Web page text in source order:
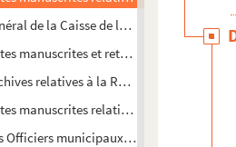
de la Caisse de la Trésorerie
manuscrites et retranscription
relatives à la Révolution
manuscrites relatives à la Révolution
Officiers municipaux membres du